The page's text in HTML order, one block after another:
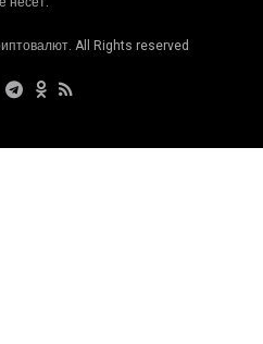
All Rights reserved